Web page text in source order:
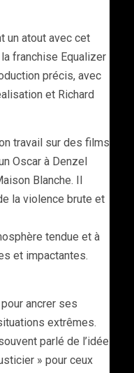
un atout avec cet
franchise Equalizer
précis, avec
et Richard
travail sur des films
Oscar à Denzel
Blanche. Il
la violence brute et
tendue et à
et impactantes.
ancrer ses
extrêmes.
parlé de l’idée
» pour ceux